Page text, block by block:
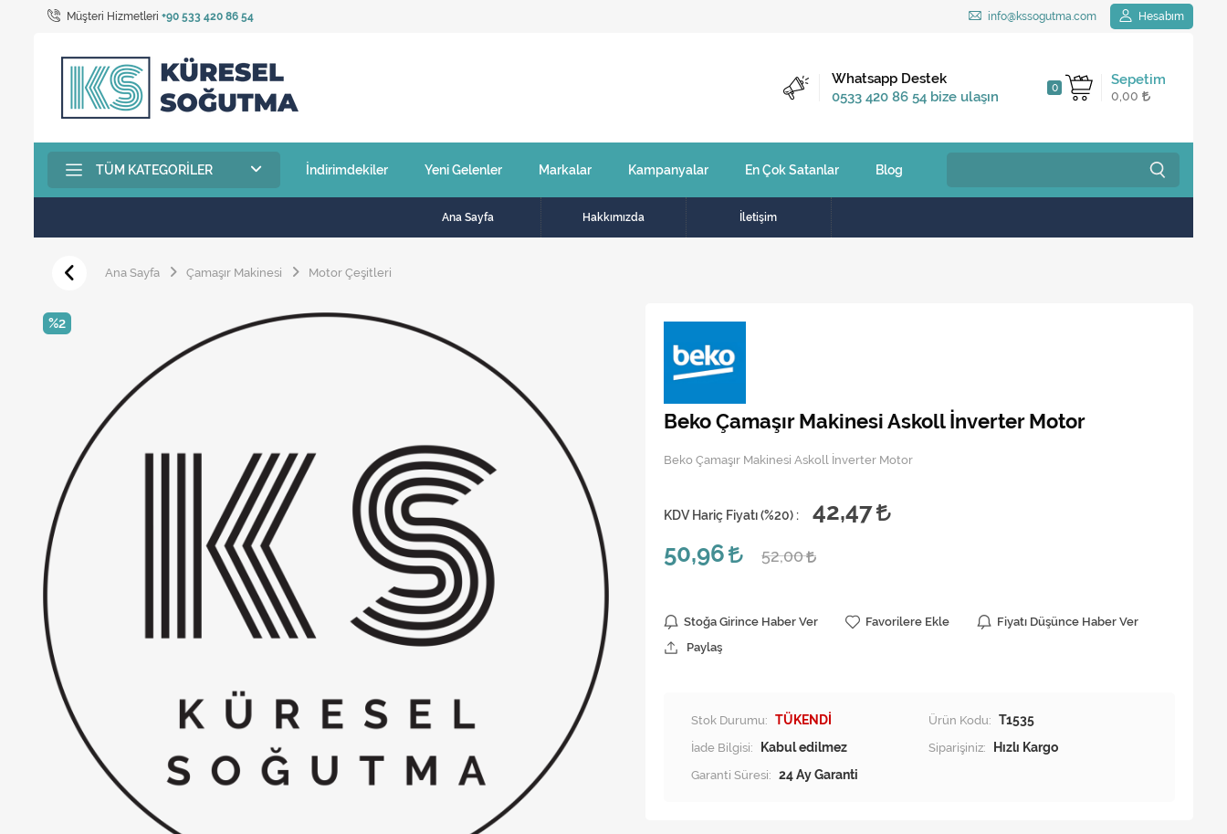
Müşteri Hizmetleri +90 533 420 86 54 info@kssogutma.com Hesabım
Sepetim
0
0,00
Kargo Bedava
2.500 TL ve üzeri
Whatsapp Destek
0533 420 86 54 bize ulaşın
TÜM KATEGORILER İndirimdekiler Yeni Gelenler Markalar Kampanyalar En Çok Satanlar Blog
Ana Sayfa Hakkımızda İletişim
Ana Sayfa Çamaşır Makinesi Motor Çeşitleri
%2
Beko Çamaşır Makinesi Askoll İnverter Motor
Beko Çamaşır Makinesi Askoll İnverter Motor
KDV Hariç Fiyatı (%20) :
42,47
50,96
52,00
Stoğa Girince Haber Ver Favorilere Ekle
Fiyatı Düşünce Haber Ver
Paylaş
Stok Durumu: TÜKENDİ Ürün Kodu: T1535
İade Bilgisi:
Siparişiniz:
Hızlı Kargo
Garanti Süresi: 24 Ay Garanti